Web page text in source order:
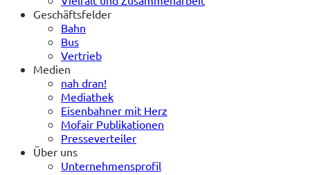
Geschäftsfelder
Bahn
Bus
Vertrieb
Medien
nah dran!
Mediathek
Eisenbahner mit Herz
Mofair Publikationen
Presseverteiler
Über uns
Unternehmensprofil